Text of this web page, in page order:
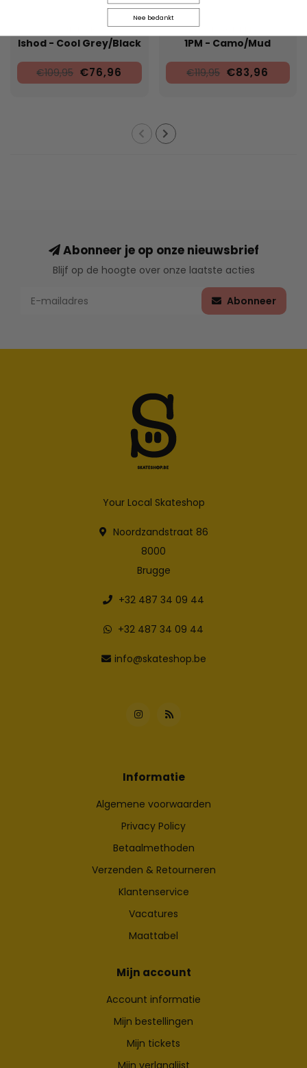
Ishod - Cool Grey/Black
€109,95 €76,96
1PM - Camo/Mud
€119,95 €83,96
Abonneer je op onze nieuwsbrief
Blijf op de hoogte over onze laatste acties
Abonneer
Your Local Skateshop
Noordzandstraat 86
8000
Brugge
+32 487 34 09 44
+32 487 34 09 44
info@skateshop.be
Informatie
Algemene voorwaarden
Privacy Policy
Betaalmethoden
Verzenden & Retourneren
Klantenservice
Vacatures
Maattabel
Mijn account
Account informatie
Mijn bestellingen
Mijn tickets
Mijn verlanglijst
Nee bedankt